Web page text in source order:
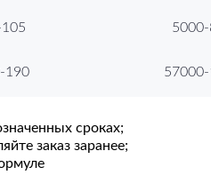
190
сроках;
заказ заранее;